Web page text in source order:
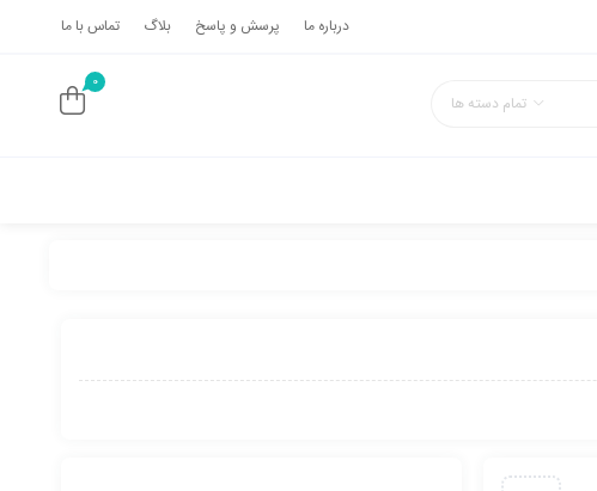
درباره ما پرسش و پاسخ بلاگ تماس با ما
تمام دسته ها
0